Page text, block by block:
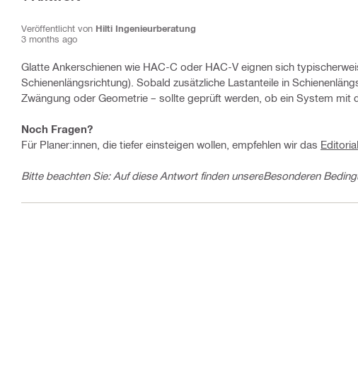
Veröffentlicht von Hilti Ingenieurberatung
3 months ago
Glatte Ankerschienen wie HAC-C oder HAC-V eignen sich
Schienenlängsrichtung). Sobald zusätzliche Lastanteile in
Zwängung oder Geometrie – sollte geprüft werden, ob ein System mit
Noch Fragen?
Für Planer:innen, die tiefer einsteigen wollen, empfehlen wir das
Bitte beachten Sie: Auf diese Antwort finden unsereBesonderen